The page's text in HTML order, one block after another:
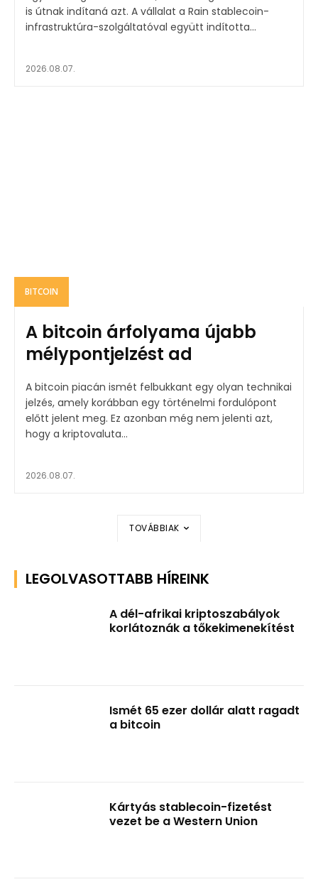
is útnak indítaná azt. A vállalat a Rain stablecoin-
infrastruktúra-szolgáltatóval együtt indította...
2026.08.07.
BITCOIN
A bitcoin árfolyama újabb
mélypontjelzést ad
A bitcoin piacán ismét felbukkant egy olyan technikai
jelzés, amely korábban egy történelmi fordulópont
előtt jelent meg. Ez azonban még nem jelenti azt,
hogy a kriptovaluta...
2026.08.07.
TOVÁBBIAK
LEGOLVASOTTABB HÍREINK
A dél-afrikai kriptoszabályok
korlátoznák a tőkekimenekítést
Ismét 65 ezer dollár alatt ragadt
a bitcoin
Kártyás stablecoin-fizetést
vezet be a Western Union